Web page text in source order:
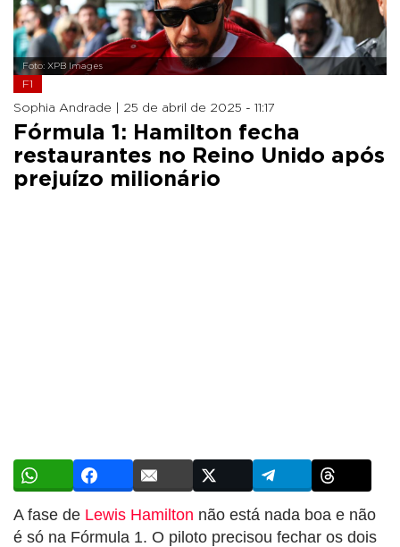
Foto: XPB Images
F1
Sophia Andrade | 25 de abril de 2025 - 11:17
Fórmula 1: Hamilton fecha
restaurantes no Reino Unido após
prejuízo milionário
A fase de Lewis Hamilton não está nada boa e não
é só na Fórmula 1. O piloto precisou fechar os dois